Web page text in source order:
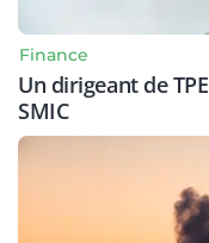
Finance
Un dirigeant de
SMIC